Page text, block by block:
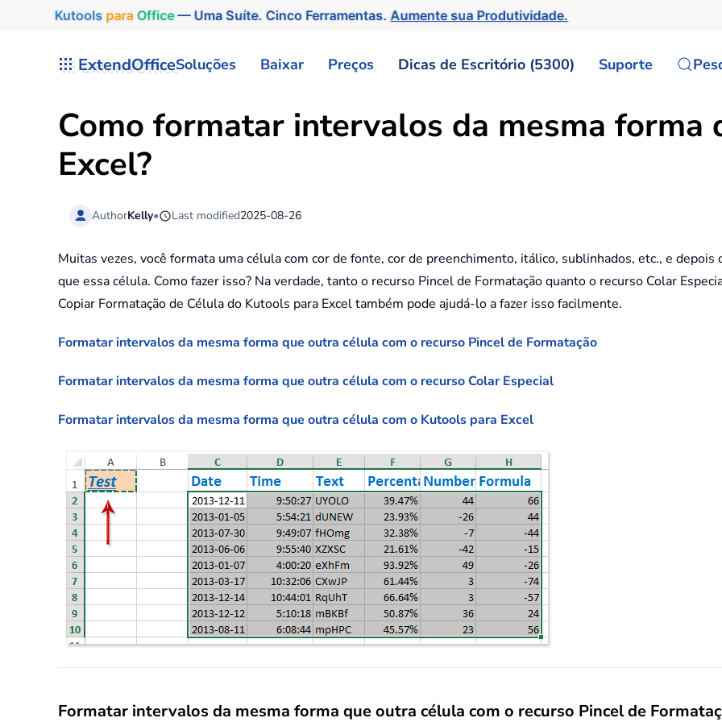
Kutools para Office— Uma Suíte. Cinco Ferramentas.Aumente sua Produtividade.
ExtendOfficeSoluções Baixar Preços Dicas de Escritório (5300) Suporte
Como formatar intervalos da mesma forma
Excel?
AuthorKelly• Last modified2025-08-26
Muitas vezes, você formata uma célula com cor de fonte, cor de preenchimento, itálico, sublinhados, etc., e
que essa célula. Como fazer isso? Na verdade, tanto o recurso Pincel de Formatação quanto o recurso Colar
Copiar Formatação de Célula do Kutools para Excel também pode ajudá-lo a fazer isso facilmente.
Formatar intervalos da mesma forma que outra célula com o recurso Pincel de Formatação
Formatar intervalos da mesma forma que outra célula com o recurso Colar Especial
Formatar intervalos da mesma forma que outra célula com o Kutools para Excel
Formatar intervalos da mesma forma que outra célula com o recurso Pincel de